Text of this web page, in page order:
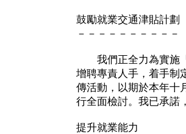
鼓勵就業交通津貼計劃
－－－－－－－－－－
我們正全力為實施「
增聘專責人手，着手制
傳活動，以期於本年十
行全面檢討。我已承諾
提升就業能力